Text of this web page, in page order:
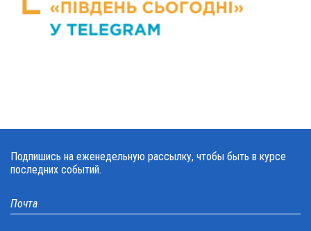
Подпишись на еженедельную рассылку, чтобы быть в курсе
последних событий.